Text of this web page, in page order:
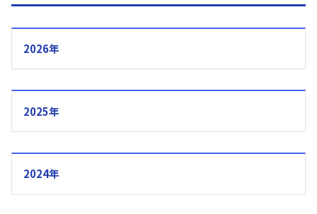
2026年
2025年
2024年